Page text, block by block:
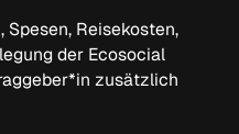
Reisekosten,
der Ecosocial
zusätzlich